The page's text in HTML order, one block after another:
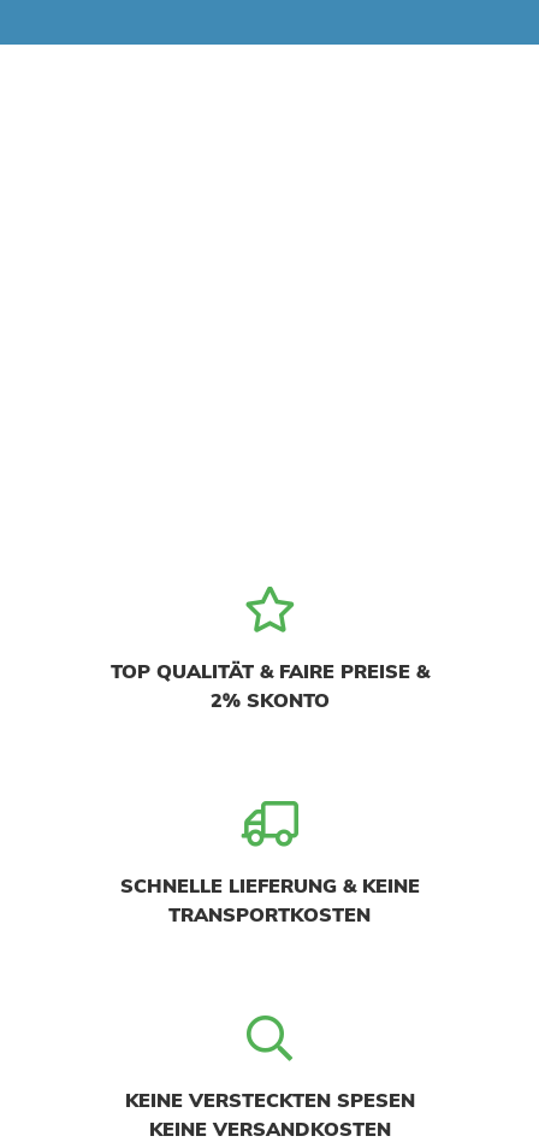
TOP QUALITÄT & FAIRE PREISE &
2% SKONTO
SCHNELLE LIEFERUNG & KEINE
TRANSPORTKOSTEN
KEINE VERSTECKTEN SPESEN
KEINE VERSANDKOSTEN